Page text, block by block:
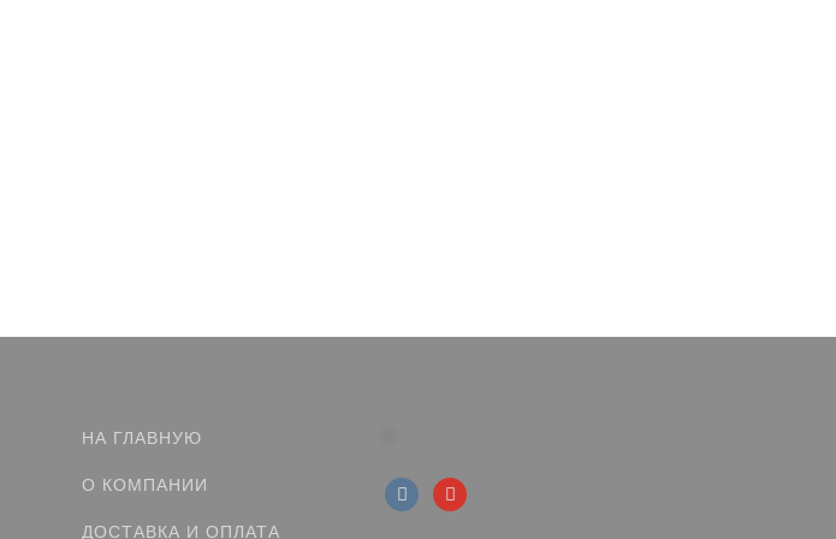
НА ГЛАВНУЮ
О КОМПАНИИ
ДОСТАВКА И ОПЛАТА